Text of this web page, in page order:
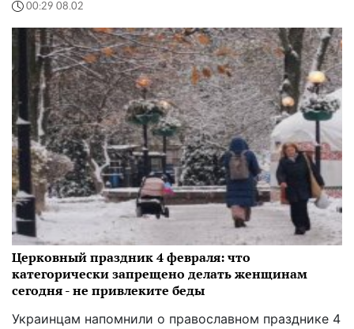
00:29 08.02
Церковный праздник 4 февраля: что
категорически запрещено делать женщинам
сегодня - не привлеките беды
Украинцам напомнили о православном празднике 4